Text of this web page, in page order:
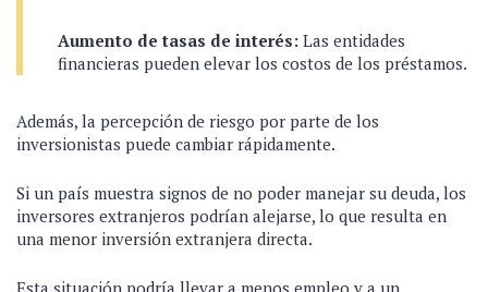
Aumento de tasas de interés: Las entidades
financieras pueden elevar los costos de los préstamos.
Además, la percepción de riesgo por parte de los
inversionistas puede cambiar rápidamente.
Si un país muestra signos de no poder manejar su deuda, los
inversores extranjeros podrían alejarse, lo que resulta en
una menor inversión extranjera directa.
Esta situación podría llevar a menos empleo y a un